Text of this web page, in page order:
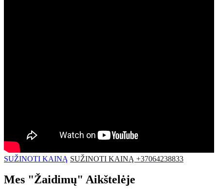
SUŽINOTI KAINĄ SUŽINOTI KAINĄ +37064238833
Mes "Žaidimų" Aikštelėje